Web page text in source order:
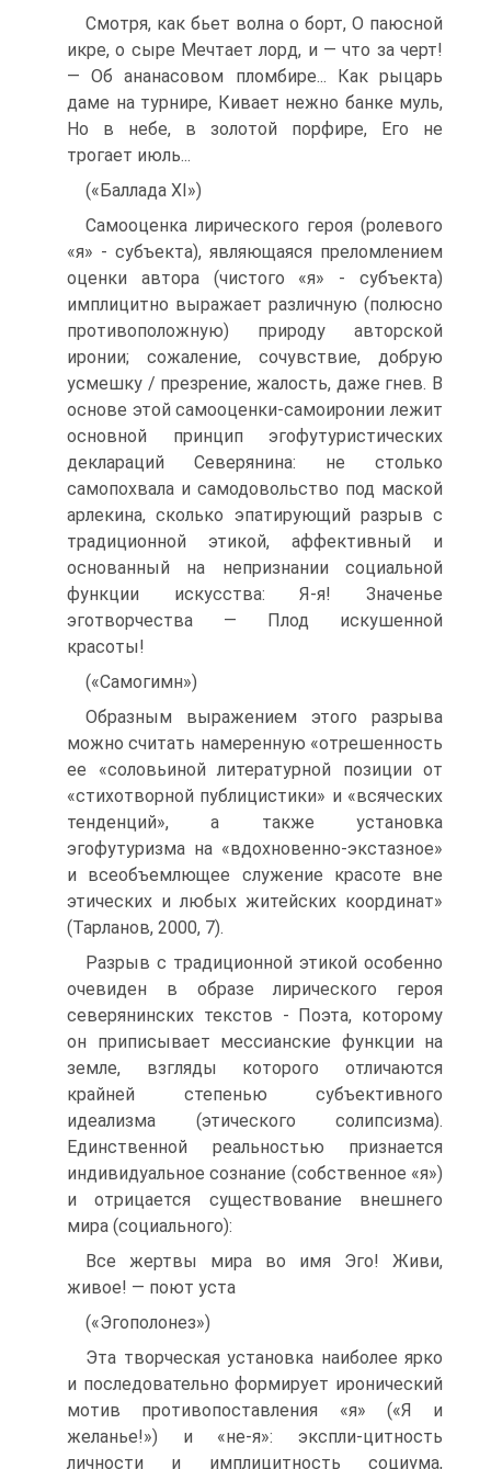
Смотря, как бьет волна о борт, О паюсной
икре, о сыре Мечтает лорд, и — что за черт!
— Об ананасовом пломбире... Как рыцарь
даме на турнире, Кивает нежно банке муль,
Но в небе, в золотой порфире, Его не
трогает июль...
(«Баллада XI»)
Самооценка лирического героя (ролевого
«я» - субъекта), являющаяся преломлением
оценки автора (чистого «я» - субъекта)
имплицитно выражает различную (полюсно
противоположную) природу авторской
иронии; сожале­ние, сочувствие, добрую
усмешку / презрение, жалость, даже гнев. В
основе этой самооценки-самоиронии лежит
основной принцип эгофутуристических
деклараций Северянина: не столько
самопохвала и самодовольство под маской
арлекина, сколько эпатирующий разрыв с
традиционной этикой, аффектив­ный и
основанный на непризнании социальной
функции искусства: Я-я! Значенье
эготворчества — Плод искушенной
красоты!
(«Самогимн»)
Образным выражением этого разрыва
можно считать намеренную «от­решенность
ее «соловьиной литературной позиции от
«стихотворной публици­стики» и «всяческих
тенденций», а также установка
эгофутуризма на «вдохно­венно-экстазное»
и всеобъемлющее служение красоте вне
этических и любых житейских координат»
(Тарланов, 2000, 7).
Разрыв с традиционной этикой особенно
очевиден в образе лирического героя
северянинских текстов - Поэта, которому
он приписывает мессианские функции на
земле, взгляды которого отличаются
крайней степенью субъектив­ного
идеализма (этического солипсизма).
Единственной реальностью признает­ся
индивидуальное сознание (собственное «я»)
и отрицается существование внешнего
мира (социального):
Все жертвы мира во имя Эго! Живи,
живое! — поют уста
(«Эгополонез»)
Эта творческая установка наиболее ярко
и последовательно формирует иронический
мотив противопоставления «я» («Я и
желанье!») и «не-я»: экспли-цитность
личности и имплицитность социума,